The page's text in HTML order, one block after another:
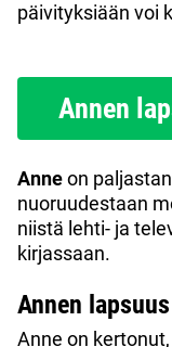
päivityksiään voi
Annen
Anneon
nuoruudestaan
niistä lehti- ja
kirjassaan.
Annen lapsuus
Anne on